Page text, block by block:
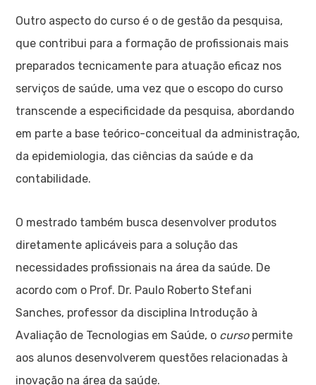
Outro aspecto do curso é o de gestão da pesquisa,
que contribui para a formação de profissionais mais
preparados tecnicamente para atuação eficaz nos
serviços de saúde, uma vez que o escopo do curso
transcende a especificidade da pesquisa, abordando
em parte a base teórico-conceitual da administração,
da epidemiologia, das ciências da saúde e da
contabilidade.
O mestrado também busca desenvolver produtos
diretamente aplicáveis para a solução das
necessidades profissionais na área da saúde. De
acordo com o Prof. Dr. Paulo Roberto Stefani
Sanches, professor da disciplina Introdução à
Avaliação de Tecnologias em Saúde, o cursopermite
aos alunos desenvolverem questões relacionadas à
inovação na área da saúde.